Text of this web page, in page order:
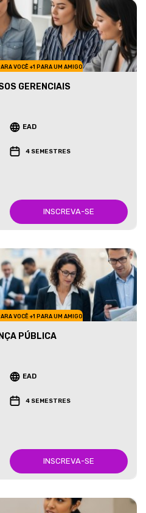
VOCÊ +1 PARA UM AMIGO
GERENCIAIS
EAD
4 SEMESTRES
INSCREVA-SE
VOCÊ +1 PARA UM AMIGO
PÚBLICA
EAD
4 SEMESTRES
INSCREVA-SE